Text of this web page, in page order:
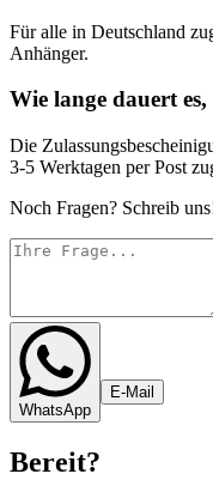
Für alle in Deutschland
Anhänger.
Wie lange dauert
Die
3-5 Werktagen per Post
Noch Fragen? Schreib
WhatsApp
E-Mail
Bereit?